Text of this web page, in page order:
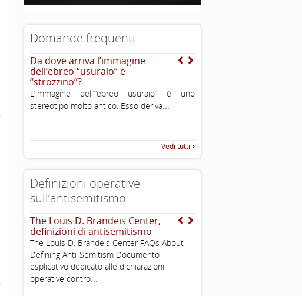
Domande frequenti
Da dove arriva l’immagine
dell’ebreo “usuraio” e
“strozzino”?
L’immagine dell’“ebreo usuraio” è uno
stereotipo molto antico. Esso deriva...
Vedi tutti
Definizioni operative
sull’antisemitismo
The Louis D. Brandeis Center,
definizioni di antisemitismo
The Louis D. Brandeis Center FAQs About
Defining Anti-Semitism Documento
esplicativo dedicato alle dichiarazioni
operative contro...